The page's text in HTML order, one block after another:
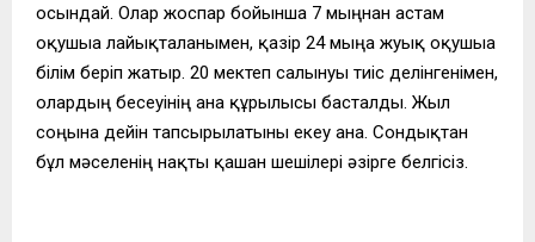
осындай. Олар жоспар бойынша 7 мыңнан астам
оқушыға лайықталғанымен, қазір 24 мыңға жуық оқушыға
білім беріп жатыр. 20 мектеп салынуы тиіс делінгенімен,
олардың бесеуінің ғана құрылысы басталды. Жыл
соңына дейін тапсырылатыны екеу ғана. Сондықтан
бұл мәселенің нақты қашан шешілері әзірге белгісіз.